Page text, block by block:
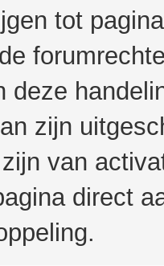
tot
deze
zijn
van
direct